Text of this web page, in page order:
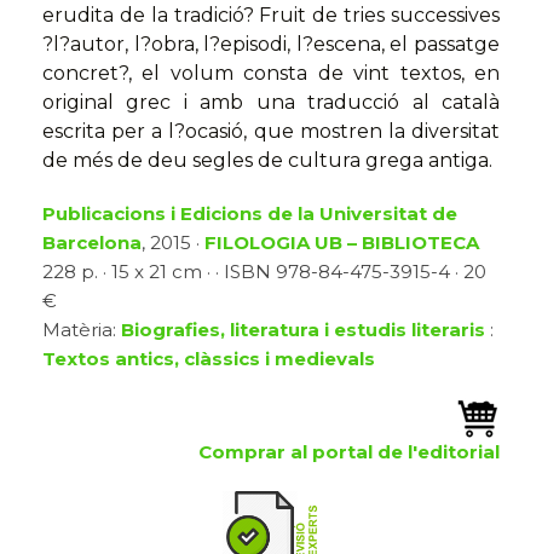
erudita de la tradició? Fruit de tries successives
?l?autor, l?obra, l?episodi, l?escena, el passatge
concret?, el volum consta de vint textos, en
original grec i amb una traducció al català
escrita per a l?ocasió, que mostren la diversitat
de més de deu segles de cultura grega antiga.
Publicacions i Edicions de la Universitat de
Barcelona, 2015 · FILOLOGIA UB – BIBLIOTECA
228 p. · 15 x 21 cm · · ISBN 978-84-475-3915-4 · 20
€
Matèria: Biografies, literatura i estudis literaris :
Textos antics, clàssics i medievals
Comprar al portal de l'editorial